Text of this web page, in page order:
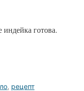
индейка готова.
, рецепт